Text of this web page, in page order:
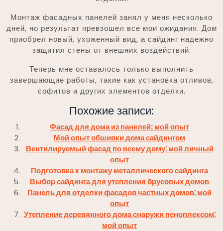
Монтаж фасадных панелей занял у меня несколько
дней, но результат превзошел все мои ожидания. Дом
приобрел новый, ухоженный вид, а сайдинг надежно
защитил стены от внешних воздействий.
Теперь мне оставалось только выполнить
завершающие работы, такие как установка отливов,
софитов и других элементов отделки.
Похожие записи:
Фасад для дома из панелей: мой опыт
Мой опыт обшивки дома сайдингом
Вентилируемый фасад по всему дому⁚ мой личный
опыт
Подготовка к монтажу металлического сайдинга
Выбор сайдинга для утепления брусовых домов
Панель для отделки фасадов частных домов⁚ мой
опыт
Утепление деревянного дома снаружи пеноплексом⁚
мой опыт